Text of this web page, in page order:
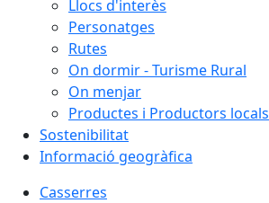
Llocs d'interès
Personatges
Rutes
On dormir - Turisme Rural
On menjar
Productes i Productors locals
Sostenibilitat
Informació geogràfica
Casserres